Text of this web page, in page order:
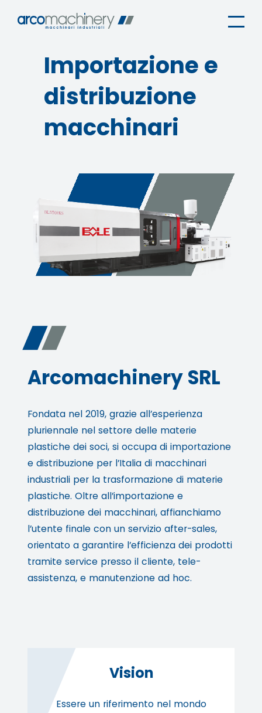
Importazione e
distribuzione
macchinari
Arcomachinery SRL
Fondata nel 2019, grazie all’esperienza
pluriennale nel settore delle materie
plastiche dei soci, si occupa di importazione
e distribuzione per l’Italia di macchinari
industriali per la trasformazione di materie
plastiche. Oltre all’importazione e
distribuzione dei macchinari, affianchiamo
l’utente finale con un servizio after-sales,
orientato a garantire l’efficienza dei prodotti
tramite service presso il cliente, tele-
assistenza, e manutenzione ad hoc.
Vision
Essere un riferimento nel mondo